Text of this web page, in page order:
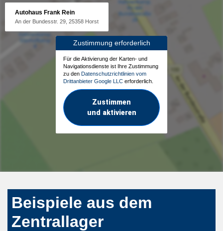
Autohaus Frank Rein
An der Bundesstr. 29, 25358 Horst
Zustimmung erforderlich
Für die Aktivierung der Karten- und
Navigationsdienste ist Ihre Zustimmung
zu den Datenschutzrichtlinien vom
Drittanbieter Google LLC erforderlich.
Zustimmen
und aktivieren
Beispiele aus dem
Zentrallager